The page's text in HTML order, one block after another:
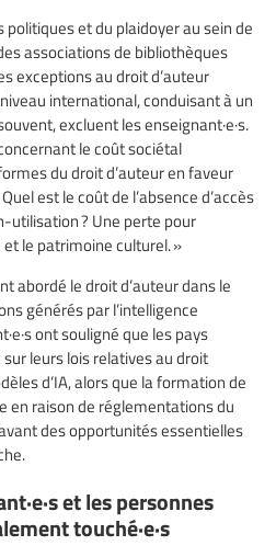
et du plaidoyer au sein de
associations de bibliothèques
exceptions au droit d’auteur
international, conduisant à un
excluent les enseignant·e·s.
le coût sociétal
du droit d’auteur en faveur
est le coût de l’absence d’accès
utilisation ? Une perte pour
le patrimoine culturel. »
abordé le droit d’auteur dans le
générés par l’intelligence
ont souligné que les pays
leurs lois relatives au droit
d’IA, alors que la formation de
en raison de réglementations du
des opportunités essentielles
et les personnes
touché·e·s